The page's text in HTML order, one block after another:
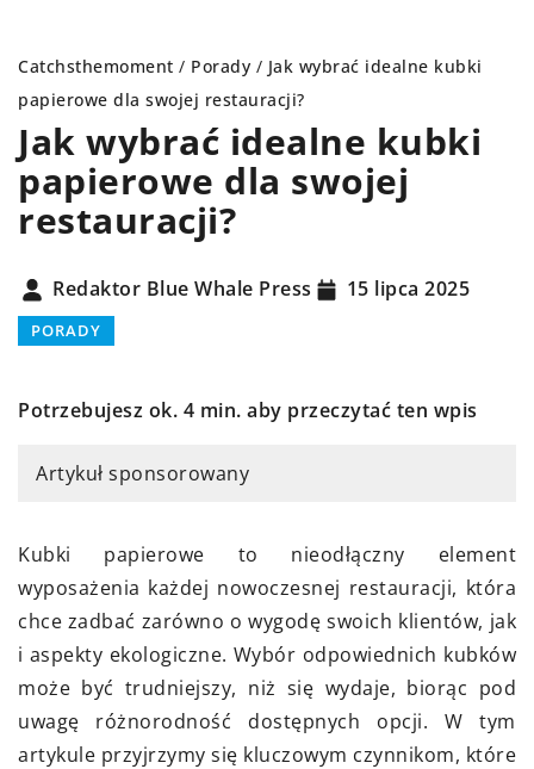
Catchsthemoment / Porady / Jak wybrać idealne kubki
papierowe dla swojej restauracji?
Jak wybrać idealne kubki
papierowe dla swojej
restauracji?
Redaktor Blue Whale Press 15 lipca 2025
PORADY
Potrzebujesz ok. 4 min. aby przeczytać ten wpis
Artykuł sponsorowany
Kubki papierowe to nieodłączny element
wyposażenia każdej nowoczesnej restauracji, która
chce zadbać zarówno o wygodę swoich klientów, jak
i aspekty ekologiczne. Wybór odpowiednich kubków
może być trudniejszy, niż się wydaje, biorąc pod
uwagę różnorodność dostępnych opcji. W tym
artykule przyjrzymy się kluczowym czynnikom, które